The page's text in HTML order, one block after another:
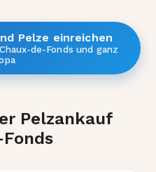
Pelze einreichen
de-Fonds und ganz
Pelzankauf